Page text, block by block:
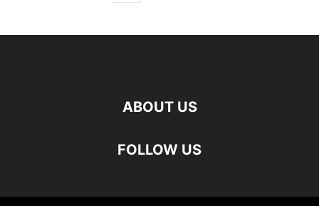
ABOUT US
FOLLOW US